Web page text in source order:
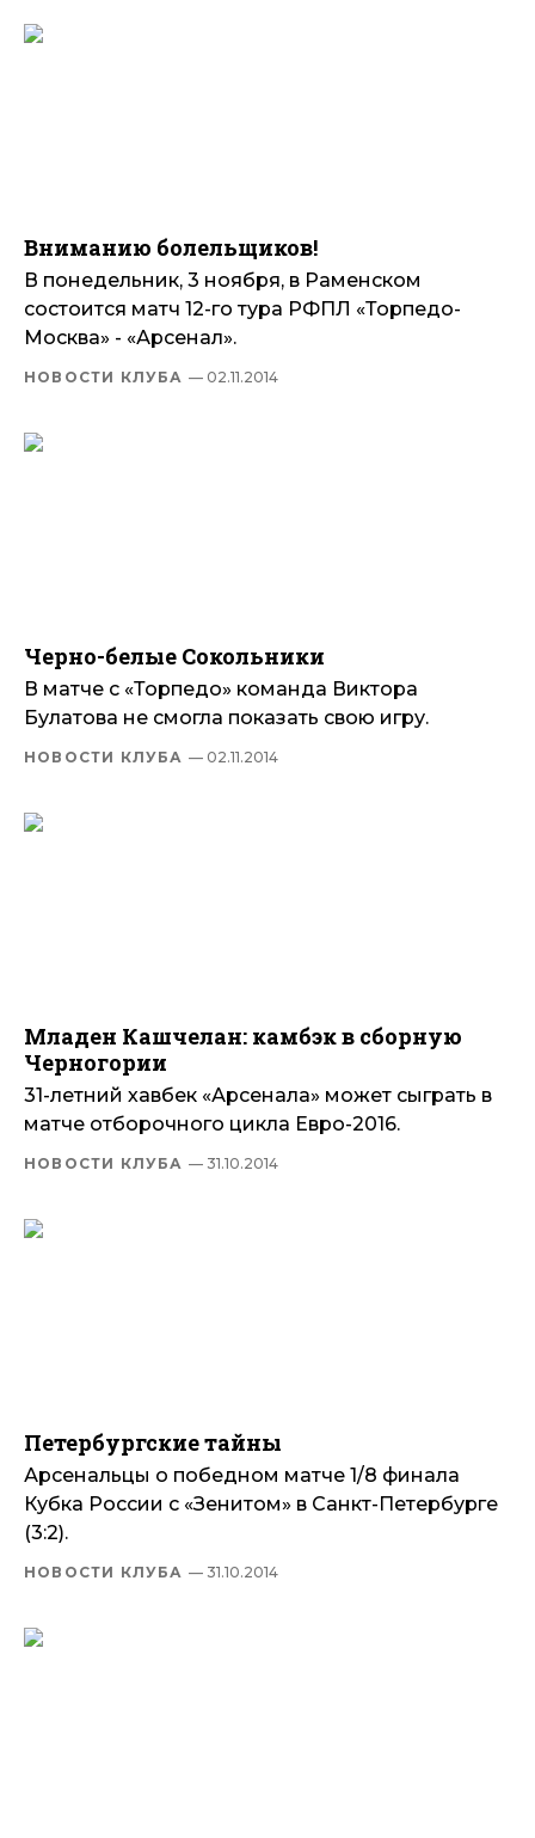
Вниманию болельщиков!
В понедельник, 3 ноября, в Раменском
состоится матч 12-го тура РФПЛ «Торпедо-
Москва» - «Арсенал».
НОВОСТИ КЛУБА — 02.11.2014
Черно-белые Сокольники
В матче с «Торпедо» команда Виктора
Булатова не смогла показать свою игру.
НОВОСТИ КЛУБА — 02.11.2014
Младен Кашчелан: камбэк в сборную
Черногории
31-летний хавбек «Арсенала» может сыграть в
матче отборочного цикла Евро-2016.
НОВОСТИ КЛУБА — 31.10.2014
Петербургские тайны
Арсенальцы о победном матче 1/8 финала
Кубка России с «Зенитом» в Санкт-Петербурге
(3:2).
НОВОСТИ КЛУБА — 31.10.2014